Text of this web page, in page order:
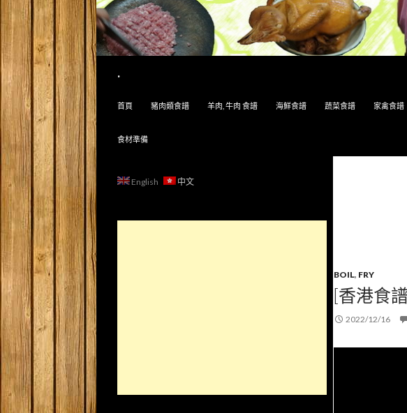
.
首頁
豬肉類食譜 羊肉, 牛肉 食譜 海鮮食譜 蔬菜食譜 家禽食譜
食材準備
BOIL, FRY
[香港食
2022/12/16
English 中文